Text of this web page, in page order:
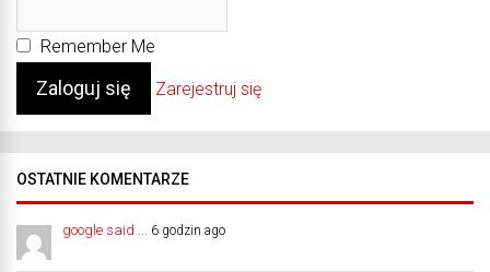
Remember Me
Zarejestruj się
OSTATNIE KOMENTARZE
google said ... 6 godzin ago